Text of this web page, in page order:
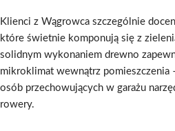
Klienci z Wągrowca szczególnie
które świetnie komponują się z
solidnym wykonaniem drewno
mikroklimat wewnątrz pomieszczenia
osób przechowujących w garażu
rowery.